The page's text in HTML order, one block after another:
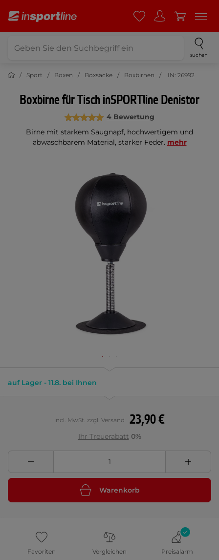
suchen
Sport Boxen Boxsäcke Boxbirnen IN: 26992
Boxbirne für Tisch inSPORTline Denistor
4 Bewertung
Birne mit starkem Saugnapf, hochwertigem und
abwaschbarem Material, starker Feder. mehr
auf Lager - 11.8. bei Ihnen
23,90 €
incl. MwSt. zzgl. Versand
Ihr Treuerabatt 0%
Warenkorb
Favoriten Vergleichen Preisalarm